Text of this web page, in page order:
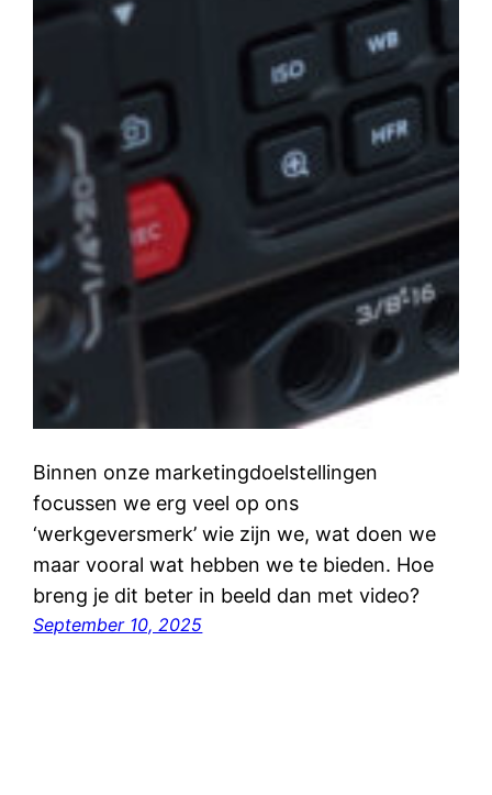
Binnen onze marketingdoelstellingen
focussen we erg veel op ons
‘werkgeversmerk’ wie zijn we, wat doen we
maar vooral wat hebben we te bieden. Hoe
breng je dit beter in beeld dan met video?
September 10, 2025